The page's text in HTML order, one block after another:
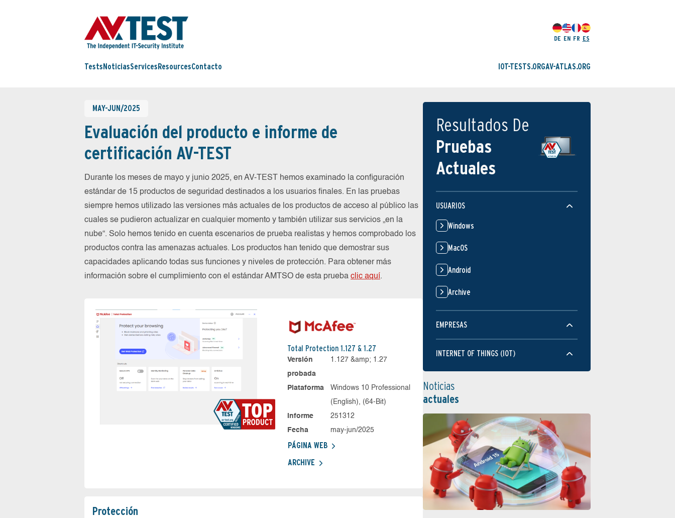
DE EN FR ES
Tests NoticiasServices ResourcesContacto IOT-TESTS.ORGAV-ATLAS.ORG
MAY-JUN/2025
Evaluación del producto e informe de
certificación AV-TEST
Durante los meses de mayo y junio 2025, en AV-TEST hemos examinado la configuración
estándar de 15 productos de seguridad destinados a los usuarios finales. En las pruebas
siempre hemos utilizado las versiones más actuales de los productos de acceso al público las
cuales se pudieron actualizar en cualquier momento y también utilizar sus servicios „en la
nube“. Solo hemos tenido en cuenta escenarios de prueba realistas y hemos comprobado los
productos contra las amenazas actuales. Los productos han tenido que demostrar sus
capacidades aplicando todas sus funciones y niveles de protección. Para obtener más
información sobre el cumplimiento con el estándar AMTSO de esta prueba clic aquí.
Total Protection 1.127 & 1.27
Versión
probada
1.127 &amp; 1.27
Plataforma
Windows 10 Professional
(English), (64-Bit)
Informe
251312
Fecha
may-jun/2025
PÁGINA WEB
ARCHIVE
Protección
Resultados De
Pruebas
Actuales
USUARIOS
Windows
MacOS
Android
Archive
EMPRESAS
INTERNET OF THINGS (IOT)
Noticias
actuales